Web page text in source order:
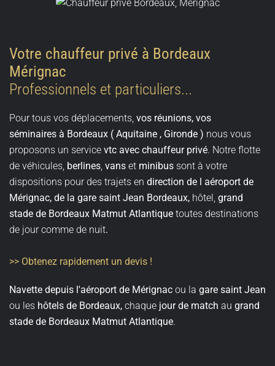
Votre chauffeur privé à Bordeaux
Mérignac
Professionnels et particuliers...
Pour tous vos déplacements, vos réunions, vos
séminaires à Bordeaux ( Aquitaine , Gironde ) nous vous
proposons un service vtc avec chauffeur privé. Notre flotte
de véhicules, berlines, vans et minibus sont à votre
dispositions pour des trajets en direction de l aéroport de
Mérignac, de la gare saint Jean Bordeaux, hôtel, grand
stade de Bordeaux Matmut Atlantique toutes destinations
de jour comme de nuit.
>> Obtenez rapidement un devis !
Navette depuis l'aéroport de Mérignac ou la gare saint Jean
ou les hôtels de Bordeaux, chaque jour de match au grand
stade de Bordeaux Matmut Atlantique.